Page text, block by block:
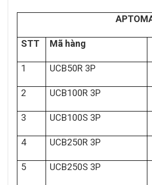
STT Mã hàng
1 UCB50R 3P
2 UCB100R 3P
3 UCB100S 3P
4 UCB250R 3P
5 UCB250S 3P